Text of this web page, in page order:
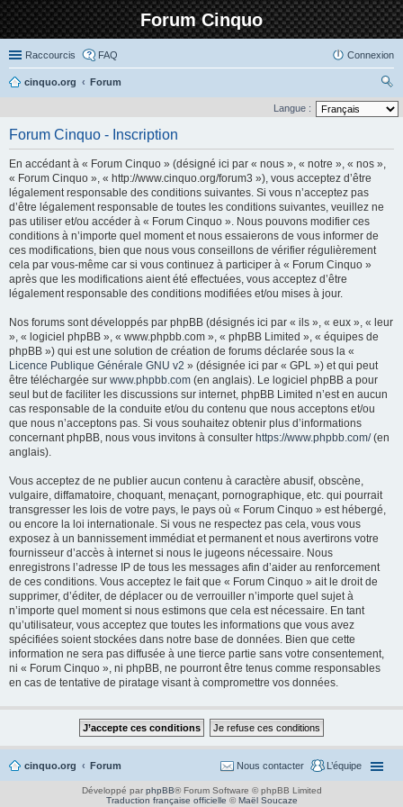
Forum Cinquo
Raccourcis FAQ Connexion
cinquo.org
Forum
ec
ch
er
Langue :
Forum Cinquo - Inscription
En accédant à « Forum Cinquo » (désigné ici par « nous », « notre », « nos »,
« Forum Cinquo », « http://www.cinquo.org/forum3 »), vous acceptez d’être
légalement responsable des conditions suivantes. Si vous n’acceptez pas
d’être légalement responsable de toutes les conditions suivantes, veuillez ne
pas utiliser et/ou accéder à « Forum Cinquo ». Nous pouvons modifier ces
conditions à n’importe quel moment et nous essaierons de vous informer de
ces modifications, bien que nous vous conseillons de vérifier régulièrement
cela par vous-même car si vous continuez à participer à « Forum Cinquo »
après que les modifications aient été effectuées, vous acceptez d’être
légalement responsable des conditions modifiées et/ou mises à jour.
Nos forums sont développés par phpBB (désignés ici par « ils », « eux », « leur
», « logiciel phpBB », « www.phpbb.com », « phpBB Limited », « équipes de
phpBB ») qui est une solution de création de forums déclarée sous la «
Licence Publique Générale GNU v2 » (désignée ici par « GPL ») et qui peut
être téléchargée sur www.phpbb.com (en anglais). Le logiciel phpBB a pour
seul but de faciliter les discussions sur internet, phpBB Limited n’est en aucun
cas responsable de la conduite et/ou du contenu que nous acceptons et/ou
que nous n’acceptons pas. Si vous souhaitez obtenir plus d’informations
concernant phpBB, nous vous invitons à consulter https://www.phpbb.com/(en
anglais).
Vous acceptez de ne publier aucun contenu à caractère abusif, obscène,
vulgaire, diffamatoire, choquant, menaçant, pornographique, etc. qui pourrait
transgresser les lois de votre pays, le pays où « Forum Cinquo » est hébergé,
ou encore la loi internationale. Si vous ne respectez pas cela, vous vous
exposez à un bannissement immédiat et permanent et nous avertirons votre
fournisseur d’accès à internet si nous le jugeons nécessaire. Nous
enregistrons l’adresse IP de tous les messages afin d’aider au renforcement
de ces conditions. Vous acceptez le fait que « Forum Cinquo » ait le droit de
supprimer, d’éditer, de déplacer ou de verrouiller n’importe quel sujet à
n’importe quel moment si nous estimons que cela est nécessaire. En tant
qu’utilisateur, vous acceptez que toutes les informations que vous avez
spécifiées soient stockées dans notre base de données. Bien que cette
information ne sera pas diffusée à une tierce partie sans votre consentement,
ni « Forum Cinquo », ni phpBB, ne pourront être tenus comme responsables
en cas de tentative de piratage visant à compromettre vos données.
cinquo.org Forum L’équipe
Nous contacter
Développé par phpBB® Forum Software © phpBB Limited
Traduction française officielle ©Maël Soucaze